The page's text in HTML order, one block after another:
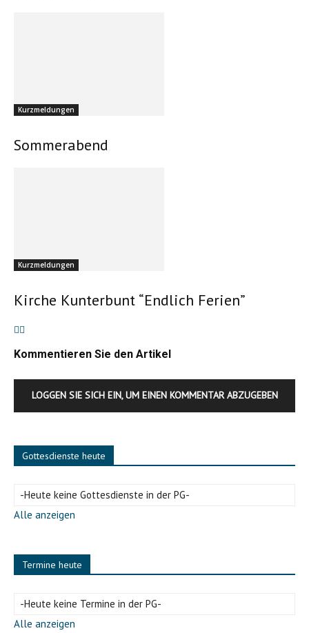
Kurzmeldungen
Sommerabend
Kurzmeldungen
Kirche Kunterbunt “Endlich Ferien”
Kommentieren Sie den Artikel
LOGGEN SIE SICH EIN, UM EINEN KOMMENTAR ABZUGEBEN
Gottesdienste heute
-Heute keine Gottesdienste in der PG-
Alle anzeigen
Termine heute
-Heute keine Termine in der PG-
Alle anzeigen